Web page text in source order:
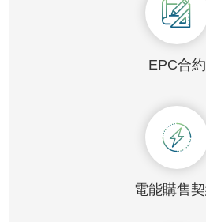
EPC合約
電能購售